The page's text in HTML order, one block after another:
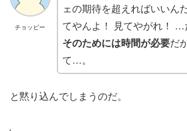
チョッピー
ェの期待を超えればいいん
てやんよ！ 見てやがれ！ …
そのためには時間が必要だ
て…。
と黙り込んでしまうのだ。